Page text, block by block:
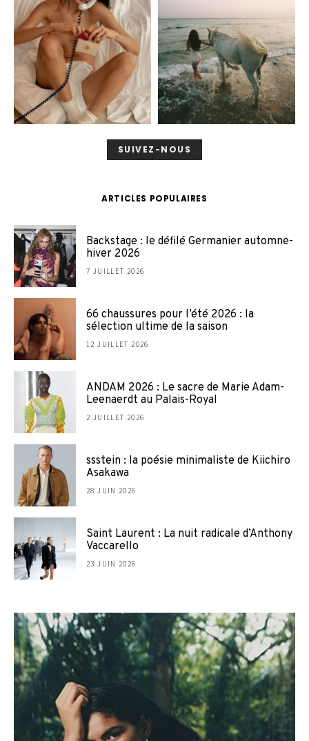
SUIVEZ-NOUS
ARTICLES POPULAIRES
Backstage : le défilé Germanier automne-
hiver 2026
7 JUILLET 2026
66 chaussures pour l’été 2026 : la
sélection ultime de la saison
12 JUILLET 2026
ANDAM 2026 : Le sacre de Marie Adam-
Leenaerdt au Palais-Royal
2 JUILLET 2026
ssstein : la poésie minimaliste de Kiichiro
Asakawa
28 JUIN 2026
Saint Laurent : La nuit radicale d’Anthony
Vaccarello
23 JUIN 2026